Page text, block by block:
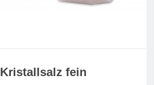
Kristallsalz fein